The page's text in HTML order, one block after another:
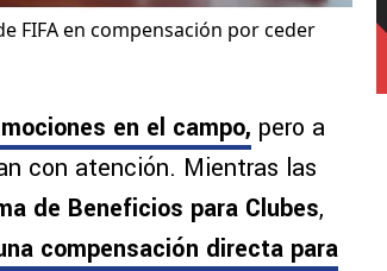
FIFA en compensación por ceder
en el campo, pero a
con atención. Mientras las
de Beneficios para Clubes,
compensación directa para